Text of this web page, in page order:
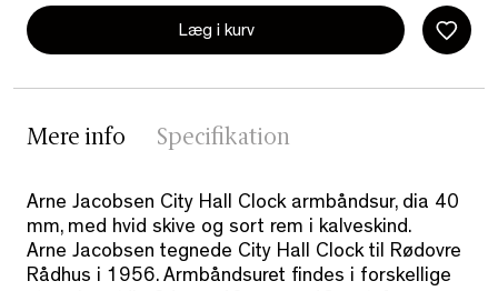
Læg i kurv
Mere info Specifikation
Arne Jacobsen City Hall Clock armbåndsur, dia 40
mm, med hvid skive og sort rem i kalveskind.
Arne Jacobsen tegnede City Hall Clock til Rødovre
Rådhus i 1956. Armbåndsuret findes i forskellige